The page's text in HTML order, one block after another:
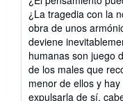
out
of
5
stars
¿La tragedia con la
obra de unos
deviene
humanas son juego
de los males que
menor de ellos y
expulsarla de sí,